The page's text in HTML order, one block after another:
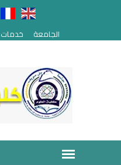
الجامعة خدمات